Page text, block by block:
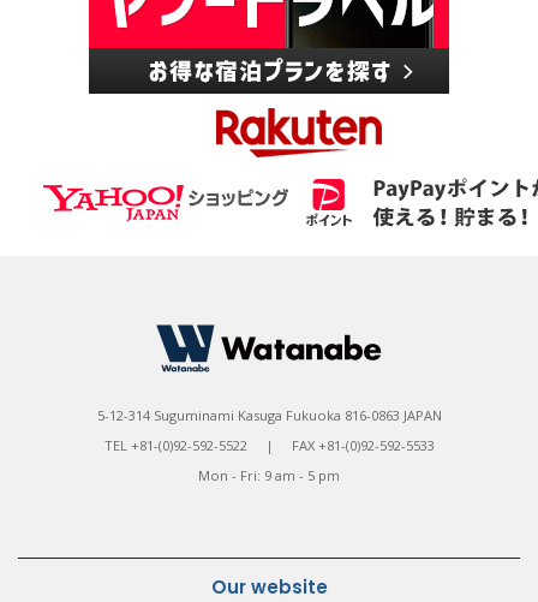
5-12-314 Suguminami Kasuga Fukuoka 816-0863 JAPAN
TEL +81-(0)92-592-5522 | FAX +81-(0)92-592-5533
Mon - Fri: 9 am - 5 pm
Our website